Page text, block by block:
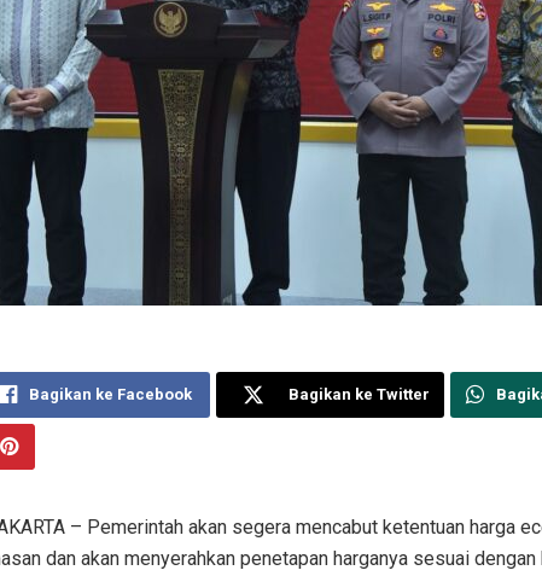
Bagikan ke Facebook Bagikan ke Twitter
– Pemerintah akan segera mencabut ketentuan harga
dan akan menyerahkan penetapan harganya sesuai